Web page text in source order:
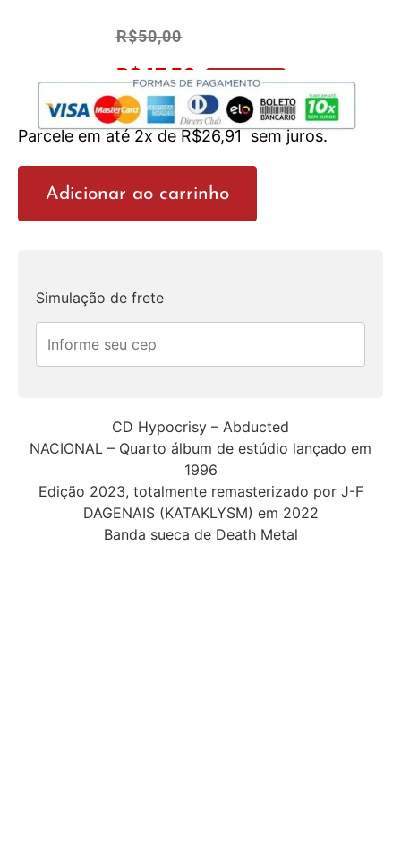
R$50,00
R$47,50 No Pix 5% OFF
Parcele em até 2x deR$26,91 sem juros.
Adicionar ao carrinho
Simulação de frete
CD Hypocrisy – Abducted
NACIONAL – Quarto álbum de estúdio lançado em
1996
Edição 2023, totalmente remasterizado por J-F
DAGENAIS (KATAKLYSM) em 2022
Banda sueca de Death Metal